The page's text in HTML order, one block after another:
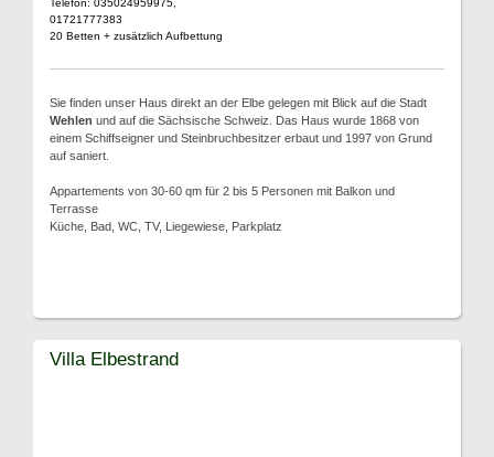
Telefon: 035024959975,
01721777383
20 Betten + zusätzlich Aufbettung
Sie finden unser Haus direkt an der Elbe gelegen mit Blick auf die Stadt
Wehlen und auf die Sächsische Schweiz. Das Haus wurde 1868 von
einem Schiffseigner und Steinbruchbesitzer erbaut und 1997 von Grund
auf saniert.
Appartements von 30-60 qm für 2 bis 5 Personen mit Balkon und
Terrasse
Küche, Bad, WC, TV, Liegewiese, Parkplatz
Villa Elbestrand